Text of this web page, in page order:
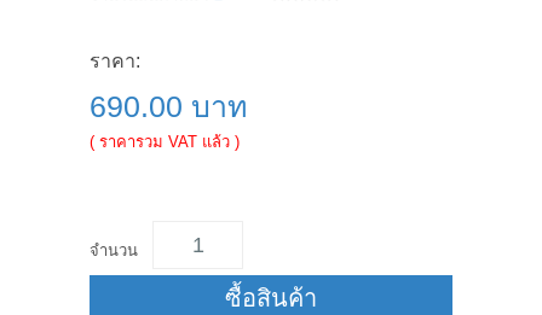
ราคา:
690.00 บาท
( ราคารวม VAT แล้ว )
จำนวน
ซื้อสินค้า